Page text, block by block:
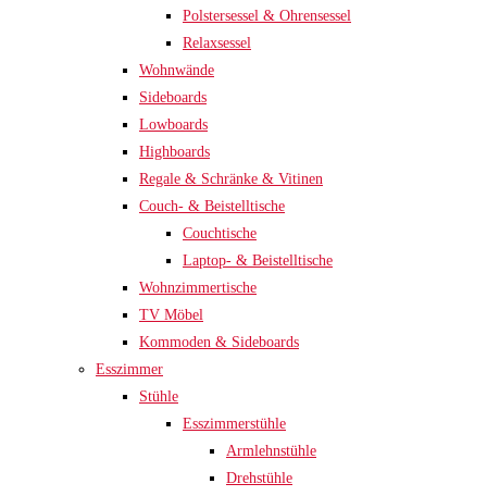
Polstersessel & Ohrensessel
Relaxsessel
Wohnwände
Sideboards
Lowboards
Highboards
Regale & Schränke & Vitinen
Couch- & Beistelltische
Couchtische
Laptop- & Beistelltische
Wohnzimmertische
TV Möbel
Kommoden & Sideboards
Esszimmer
Stühle
Esszimmerstühle
Armlehnstühle
Drehstühle